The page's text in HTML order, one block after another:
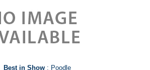
Best in Show : Poodle